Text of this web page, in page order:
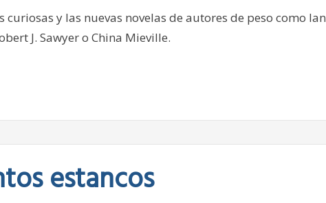
y las nuevas novelas de autores de peso como Ian
J. Sawyer o China Mieville.
estancos